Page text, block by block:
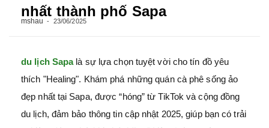
nhất thành phố Sapa
mshau 23/06/2025
du lịch Sapalà sự lựa chọn tuyệt vời cho tín đồ yêu
thích "Healing". Khám phá những quán cà phê sống ảo
đẹp nhất tại Sapa, được “hóng” từ TikTok và cộng đồng
du lịch, đảm bảo thông tin cập nhật 2025, giúp bạn có trải